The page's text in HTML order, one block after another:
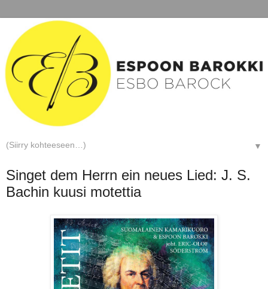
▼
Singet dem Herrn ein neues Lied: J. S.
Bachin kuusi motettia